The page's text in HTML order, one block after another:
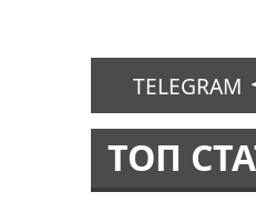
TELEGRAM
ТОП